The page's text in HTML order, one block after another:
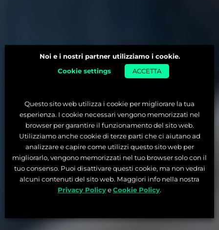
Noi e i nostri partner utilizziamo i cookie.
Cookie settings
ACCETTA
Questo sito web utilizza i cookie per migliorare la tua
esperienza. I cookie necessari vengono memorizzati nel
browser per garantire il funzionamento del sito web.
Utilizziamo anche cookie di terze parti che ci aiutano ad
analizzare e capire come utilizzi questo sito web per
migliorarlo, vengono memorizzati nel tuo browser solo con il
tuo consenso. Puoi disattivare questi cookie, ma non vedrai
alcuni contenuti del sito web. Maggiori info nella nostra
Privacy PolicyeCookie Policy.